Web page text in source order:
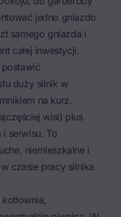
jedno gniazdo
samego gniazda i
całej inwestycji.
duży silnik w
na kurz.
wisi) plus
serwisu. To
niemieszkalne i
czasie pracy silnika